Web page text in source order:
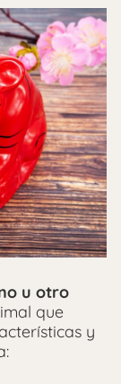
u otro
que
y